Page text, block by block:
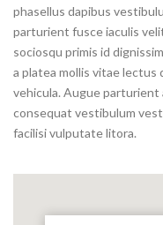
phasellus dapibus
parturient fusce iaculis
sociosqu primis id
a platea mollis vitae lectus
vehicula. Augue parturient
consequat vestibulum
facilisi vulputate litora.